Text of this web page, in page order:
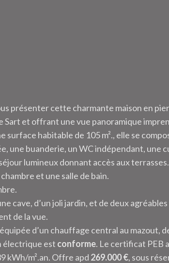
présenter cette charmante maison en
Sart et offrant une vue panoramique
surface habitable de 105 m²., elle se
une buanderie, un WC indépendant, une
lumineux donnant accès aux terrasses.
et une salle de bain.
cave, d’un joli jardin, et de deux
de la vue.
d’un chauffage central au mazout,
électrique est conforme. Le certificat PEB
kWh/m².an. Offre apd 269.000 €, sous